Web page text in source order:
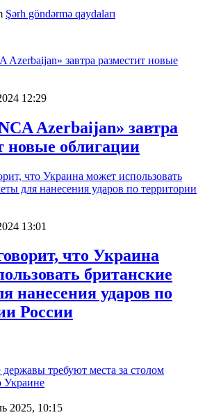
Şərh göndərmə qaydaları
12:29
Azerbaijan» завтра
новые облигации
13:01
что Украина
британские
нанесения ударов по
России
2025, 10:15